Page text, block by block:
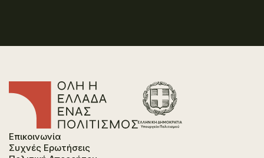
Επικοινωνία
Συχνές Ερωτήσεις